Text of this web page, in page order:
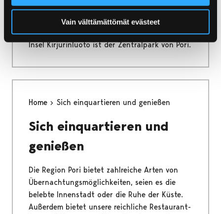
Vain välttämättömät evästeet
Kirjurinluoto
Inmitten des Flusses Kokemäenjoki gelegene
Insel Kirjurinluoto ist der Zentralpark von Pori.
Home Sich einquartieren und genießen
Sich einquartieren und
genießen
Die Region Pori bietet zahlreiche Arten von
Übernachtungsmöglichkeiten, seien es die
belebte Innenstadt oder die Ruhe der Küste.
Außerdem bietet unsere reichliche Restaurant-